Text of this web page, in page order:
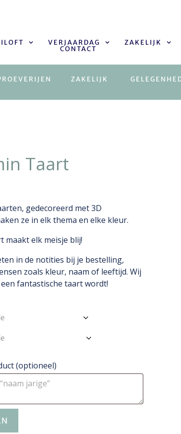
VERJAARDAG ZAKELIJK
CONTACT
ZAKELIJK
Taart
gedecoreerd met 3D
ze in elk thema en elke kleur.
maakt elk meisje blij!
in de notities bij je bestelling,
zoals kleur, naam of leeftijd. Wij
fantastische taart wordt!
(optioneel)